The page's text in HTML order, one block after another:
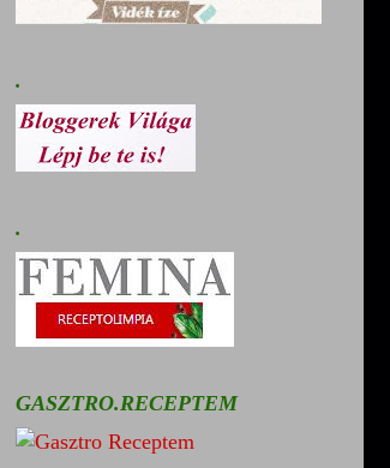
.
.
GASZTRO.RECEPTEM